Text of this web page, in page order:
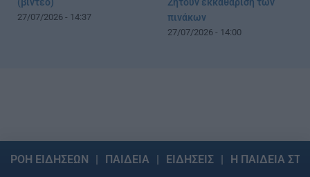
(βίντεο)
27/07/2026 - 14:37
Ζητούν εκκαθάριση των
πινάκων
27/07/2026 - 14:00
ΡΟΗ ΕΙΔΗΣΕΩΝ ΠΑΙΔΕΙΑ ΕΙΔΗΣΕΙΣ Η ΠΑΙΔΕΙΑ